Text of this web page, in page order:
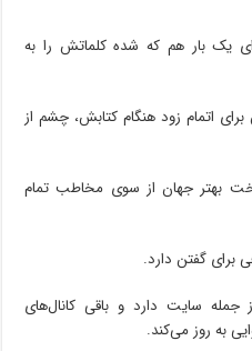
یک بار هم که شده کلماتش را به
اتمام زود هنگام کتابش، چشم از
بهتر جهان از سوی مخاطب تمام
جمله سایت دارد و باقی کانال‌های
به روز می‌کند.